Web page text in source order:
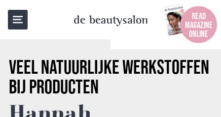
de beautysalon
READ
MAGAZINE
ONLINE
VEEL NATUURLIJKE WERKSTOFFEN
BIJ PRODUCTEN
BACK TO OVERVIEW